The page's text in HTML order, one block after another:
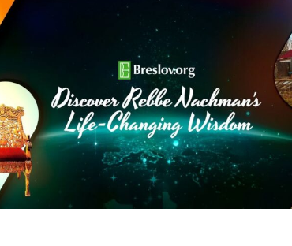
הפיכת העולם למקום טוב יותר – מתחיל, או בעצם
היה זקוק לאדם – כלומר למר וגברת אנושות,